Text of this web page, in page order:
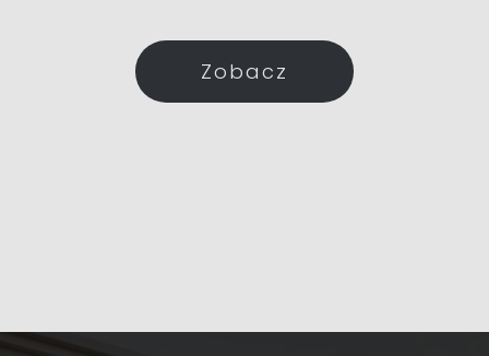
Zobacz